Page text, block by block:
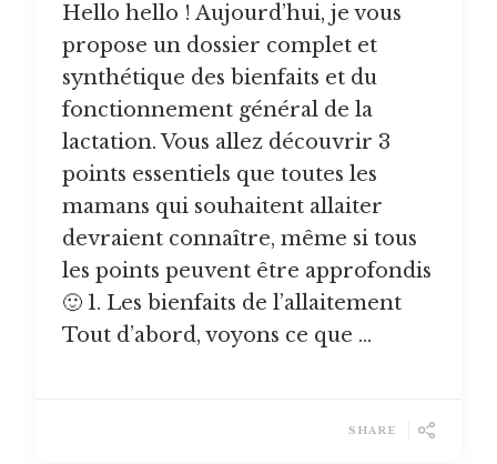
Hello hello ! Aujourd’hui, je vous
propose un dossier complet et
synthétique des bienfaits et du
fonctionnement général de la
lactation. Vous allez découvrir 3
points essentiels que toutes les
mamans qui souhaitent allaiter
devraient connaître, même si tous
les points peuvent être approfondis
🙂 1. Les bienfaits de l’allaitement
Tout d’abord, voyons ce que …
SHARE